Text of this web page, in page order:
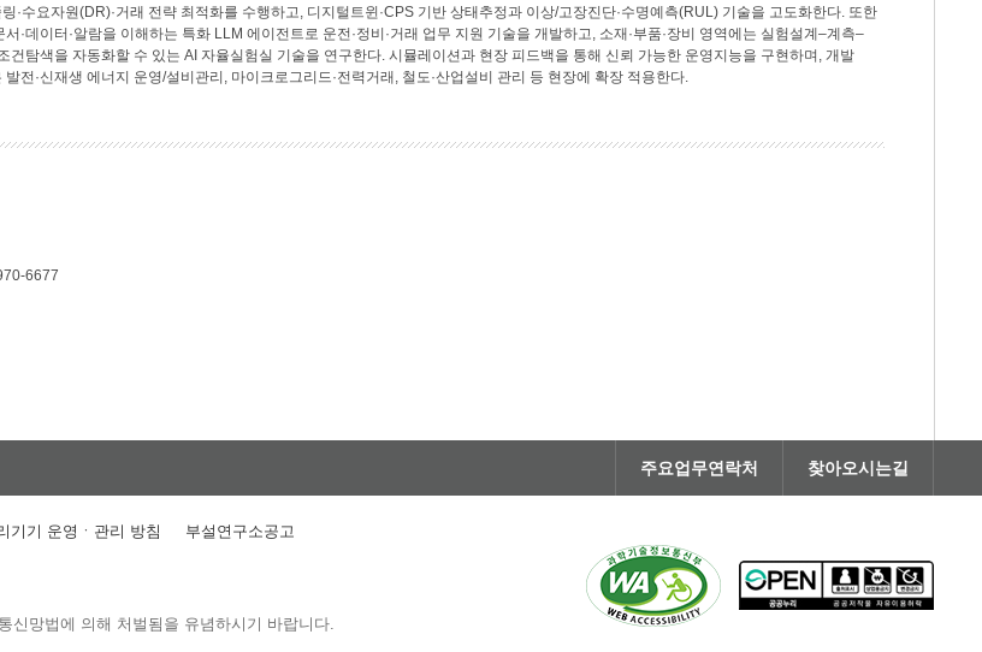
·수요자원(DR)·거래 전략 최적화를 수행하고, 디지털트윈·CPS 기반 상태추정과 이상/고장진단·수명예측(RUL) 기술을 고도화한다. 또한
서·데이터·알람을 이해하는 특화 LLM 에이전트로 운전·정비·거래 업무 지원 기술을 개발하고, 소재·부품·장비 영역에는 실험설계–계측–
건탐색을 자동화할 수 있는 AI 자율실험실 기술을 연구한다. 시뮬레이션과 현장 피드백을 통해 신뢰 가능한 운영지능을 구현하며, 개발
발전·신재생 에너지 운영/설비관리, 마이크로그리드·전력거래, 철도·산업설비 관리 등 현장에 확장 적용한다.
6677
주요업무연락처 찾아오시는길
기기 운영ㆍ관리 방침 부설연구소공고
신망법에 의해 처벌됨을 유념하시기 바랍니다.